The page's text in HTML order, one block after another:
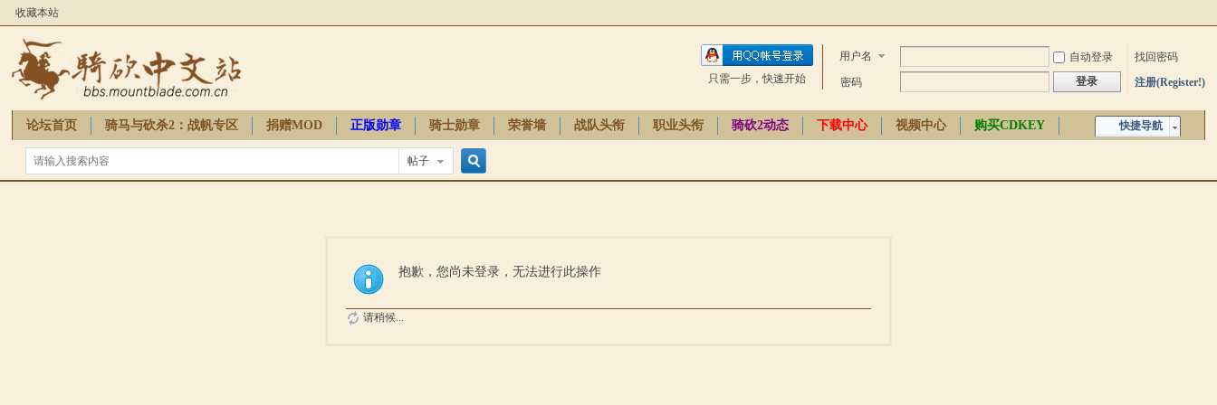
收藏本站
用户名 自动登录
找回密码
密码
登录 注册(Register!)
只需一步，快速开始
快捷导航
论坛首页 骑马与砍杀2：战帆专区 捐赠MOD 正版勋章 骑士勋章 荣誉墙 战队头衔 职业头衔 骑砍2动态 下载中心 视频中心
购买CDKEY
骑砍周边
帖子
索
抱歉，您尚未登录，无法进行此操作
请稍候...